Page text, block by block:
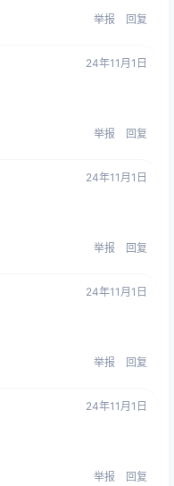
举报 回复
24年11月1日
举报 回复
24年11月1日
举报 回复
24年11月1日
举报 回复
24年11月1日
举报 回复